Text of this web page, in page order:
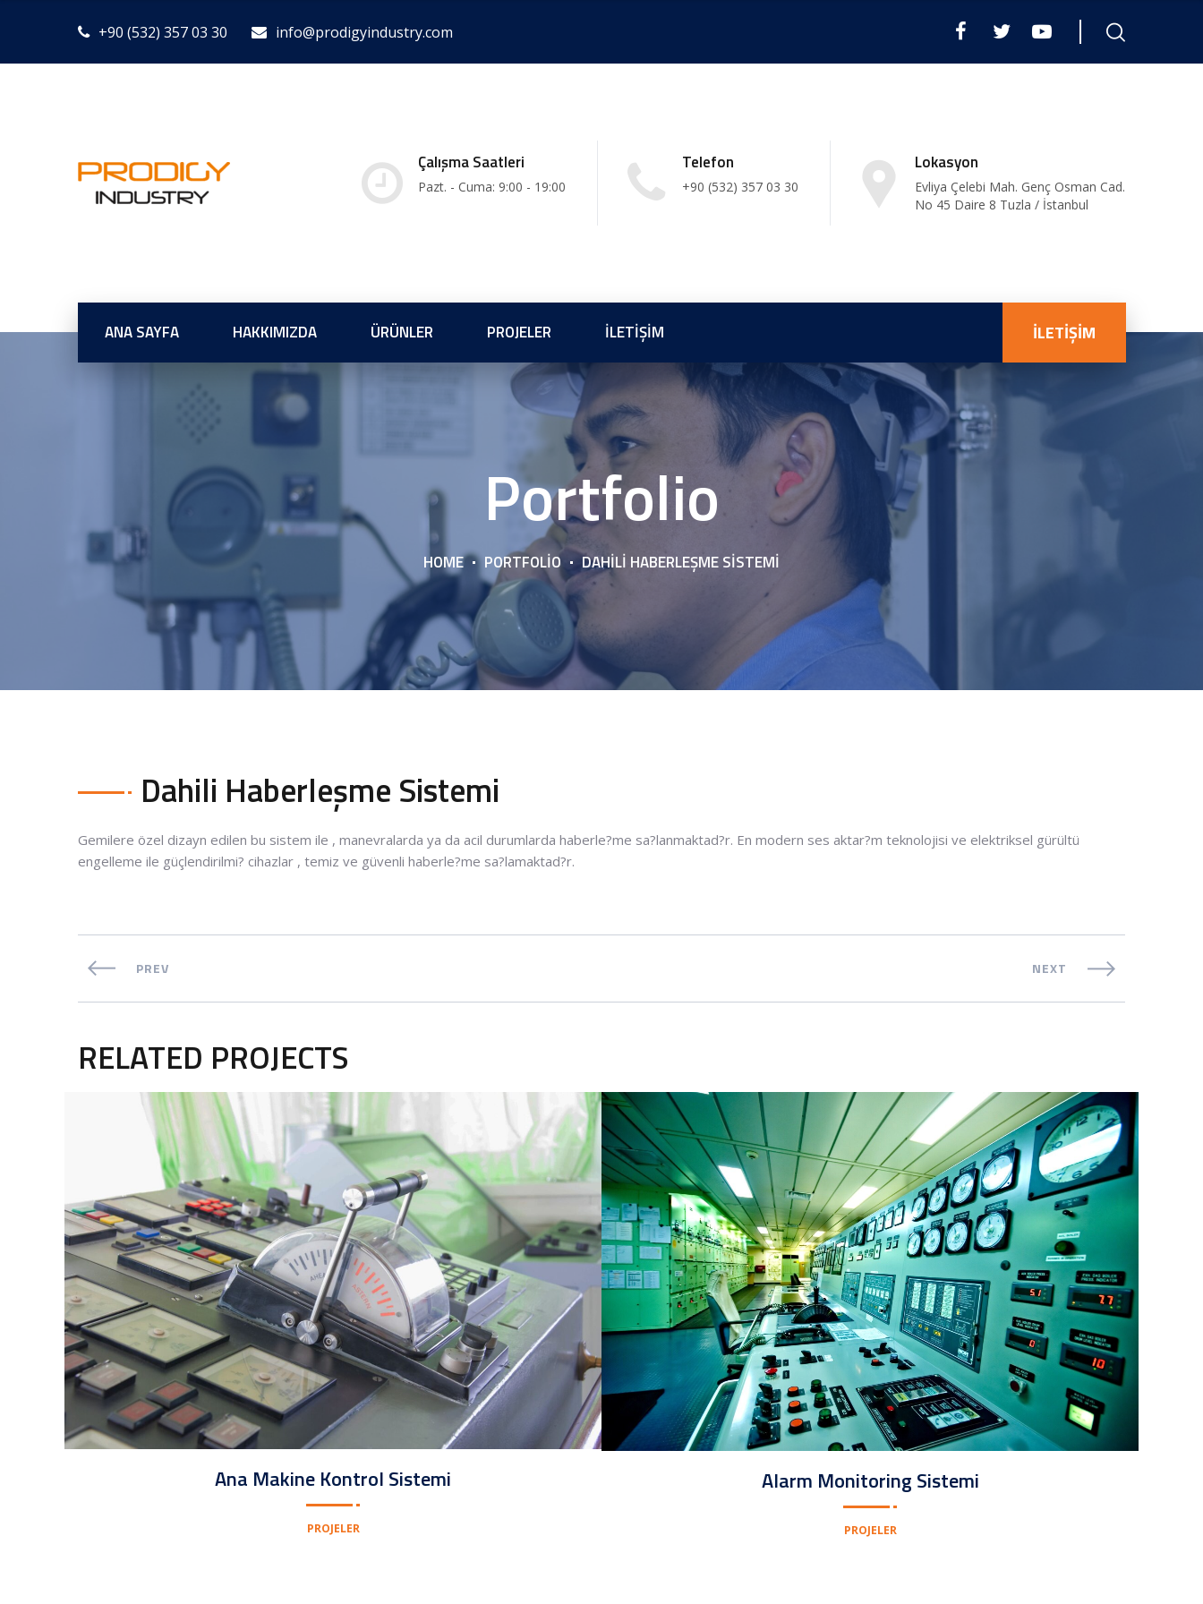
+90 (532) 357 03 30 info@prodigyindustry.com
Çalışma Saatleri
Pazt. - Cuma: 9:00 - 19:00
Telefon
+90 (532) 357 03 30
Lokasyon
Evliya Çelebi Mah. Genç Osman Cad.
No 45 Daire 8 Tuzla / İstanbul
ANA SAYFA HAKKIMIZDA ÜRÜNLER PROJELER İLETIŞIM İLETİŞİM
Portfolio
HOME PORTFOLIO DAHILI HABERLEŞME SISTEMI
Dahili Haberleşme Sistemi
Gemilere özel dizayn edilen bu sistem ile , manevralarda ya da acil durumlarda haberle?me sa?lanmaktad?r. En modern ses aktar?m teknolojisi ve elektriksel gürültü
engelleme ile güçlendirilmi? cihazlar , temiz ve güvenli haberle?me sa?lamaktad?r.
PREV NEXT
RELATED PROJECTS
Ana Makine Kontrol Sistemi
PROJELER
Alarm Monitoring Sistemi
PROJELER